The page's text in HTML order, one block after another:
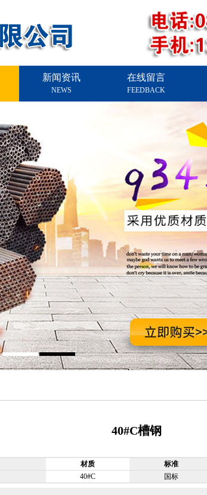
新闻资讯
NEWS
在线留言
FEEDBACK
40#C槽钢
材质 标准
40#C 国标